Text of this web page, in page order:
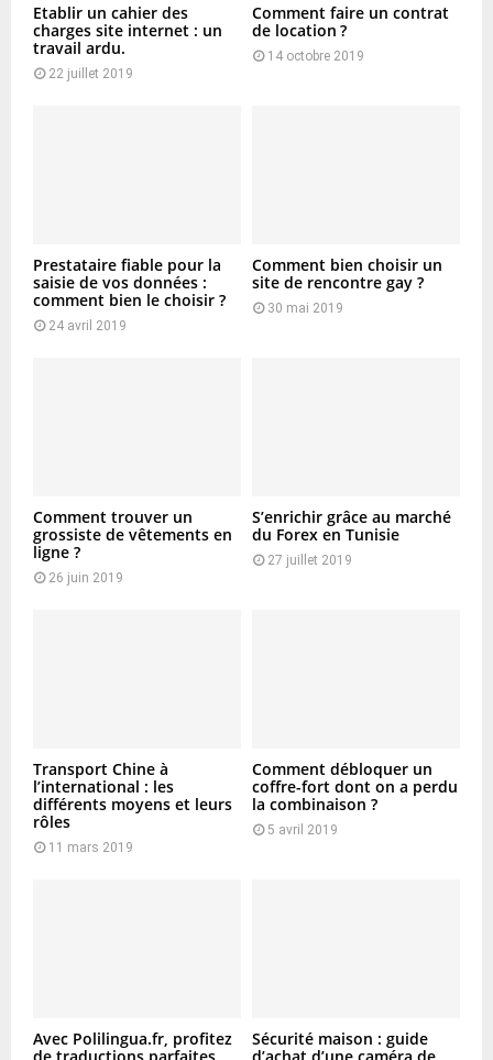
Etablir un cahier des
charges site internet : un
travail ardu.
22 juillet 2019
Comment faire un contrat
de location ?
14 octobre 2019
Prestataire fiable pour la
saisie de vos données :
comment bien le choisir ?
24 avril 2019
Comment bien choisir un
site de rencontre gay ?
30 mai 2019
Comment trouver un
grossiste de vêtements en
ligne ?
26 juin 2019
S’enrichir grâce au marché
du Forex en Tunisie
27 juillet 2019
Transport Chine à
l’international : les
différents moyens et leurs
rôles
11 mars 2019
Comment débloquer un
coffre-fort dont on a perdu
la combinaison ?
5 avril 2019
Avec Polilingua.fr, profitez
Sécurité maison : guide